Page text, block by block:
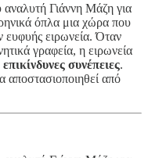
Γιάννη Μάζη για
όπλα μια χώρα που
ευφυής ειρωνεία. Όταν
γραφεία, η ειρωνεία
συνέπειες.
αποστασιοποιηθεί από